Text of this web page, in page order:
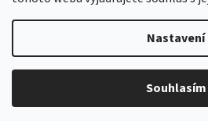
Nastavení
Souhlasím
Copyright 2026Domacky.cz.
nastavení